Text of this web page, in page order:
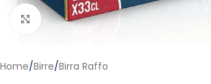
Clicca per ingrandire
Home/Birre/Birra Raffo